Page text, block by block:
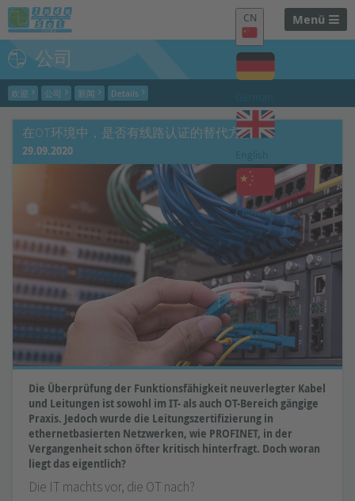
Menü
CN
Chinese
公司
欢迎 公司 新闻 Details
在OT环境中，是否有线路认证的替代方案？
29.09.2020
Die Überprüfung der Funktionsfähigkeit neuverlegter Kabel
und Leitungen ist sowohl im IT- als auch OT-Bereich gängige
Praxis. Jedoch wurde die Leitungszertifizierung in
ethernetbasierten Netzwerken, wie PROFINET, in der
Vergangenheit schon öfter kritisch hinterfragt. Doch woran
liegt das eigentlich?
Die IT machts vor, die OT nach?